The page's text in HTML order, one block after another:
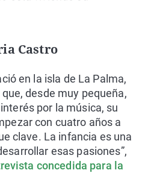
Castro
en la isla de La Palma,
desde muy pequeña,
por la música, su
con cuatro años a
clave. La infancia es una
esas pasiones”,
concedida para la